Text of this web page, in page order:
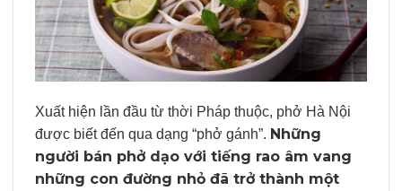
Xuất hiện lần đầu từ thời Pháp thuộc, phở Hà Nội
được biết đến qua dạng “phở gánh”. Những
người bán phở dạo với tiếng rao âm vang
những con đường nhỏ đã trở thành một